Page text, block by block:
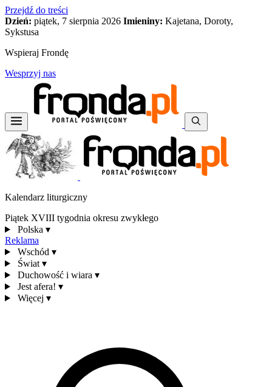
Przejdź do treści
Dzień: piątek, 7 sierpnia 2026 Imieniny: Kajetana, Doroty,
Sykstusa
Wspieraj Frondę
Wesprzyj nas
Kalendarz liturgiczny
Piątek XVIII tygodnia okresu zwykłego
Polska ▾
Reklama
Wschód ▾
Świat ▾
Duchowość i wiara ▾
Jest afera! ▾
Więcej ▾